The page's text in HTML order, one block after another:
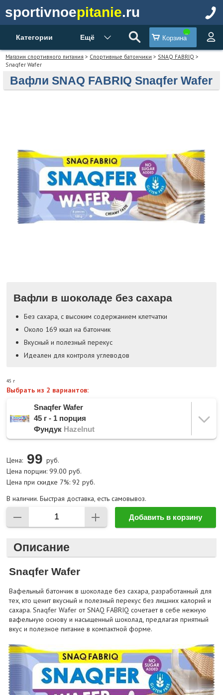
sportivnoepitanie.ru
Категории Ещё Корзина
Магазин спортивного питания > Спортивные батончики > SNAQ FABRIQ >
Snaqfer Wafer
Вафли SNAQ FABRIQ Snaqfer Wafer
Вафли в шоколаде без сахара
Без сахара, с высоким содержанием клетчатки
Около 169 ккал на батончик
Вкусный и полезный перекус
Идеален для контроля углеводов
45 г
Выбрать из 2 вариантов:
Snaqfer Wafer
45 г - 1 порция
Фундук Hazelnut
Цена: 99 руб.
Цена порции: 99.00 руб.
Цена при скидке 7%: 92 руб.
В наличии. Быстрая доставка, есть самовывоз.
Добавить в корзину
Описание
Snaqfer Wafer
Вафельный батончик в шоколаде без сахара, разработанный для
тех, кто ценит вкусный и полезный перекус без лишних калорий и
сахара. Snaqfer Wafer от SNAQ FABRIQ сочетает в себе нежную
вафельную основу и насыщенный шоколад, предлагая приятный
вкус и полезное питание в компактной форме.